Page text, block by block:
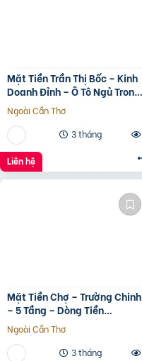
Mặt Tiền Trần Thị Bốc – Kinh
Doanh Đỉnh – Ô Tô Ngủ Trong
Nhà
Ngoài Cần Thơ
3 tháng
Liên hệ
Mặt Tiền Chợ – Trường Chinh
– 5 Tầng – Dòng Tiền
20Tr/Tháng
Ngoài Cần Thơ
3 tháng